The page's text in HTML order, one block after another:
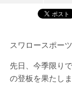
スワロースポー
先日、今季限り
の登板を果たしま